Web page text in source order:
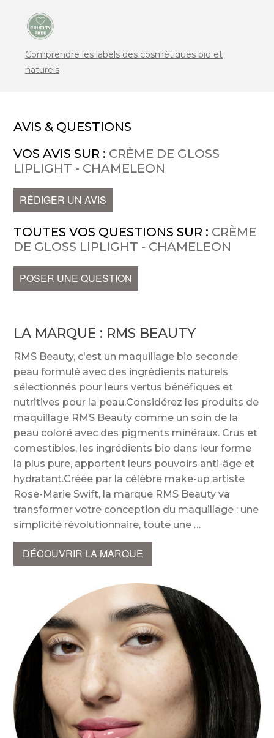
Comprendre les labels des cosmétiques bio et
naturels
AVIS & QUESTIONS
VOS AVIS SUR : CRÈME DE GLOSS
LIPLIGHT - CHAMELEON
RÉDIGER UN AVIS
TOUTES VOS QUESTIONS SUR : CRÈME
DE GLOSS LIPLIGHT - CHAMELEON
POSER UNE QUESTION
LA MARQUE : RMS BEAUTY
RMS Beauty, c'est un maquillage bio seconde
peau formulé avec des ingrédients naturels
sélectionnés pour leurs vertus bénéfiques et
nutritives pour la peau.Considérez les produits de
maquillage RMS Beauty comme un soin de la
peau coloré avec des pigments minéraux. Crus et
comestibles, les ingrédients bio dans leur forme
la plus pure, apportent leurs pouvoirs anti-âge et
hydratant.Créée par la célèbre make-up artiste
Rose-Marie Swift, la marque RMS Beauty va
transformer votre conception du maquillage : une
simplicité révolutionnaire, toute une
DÉCOUVRIR LA MARQUE